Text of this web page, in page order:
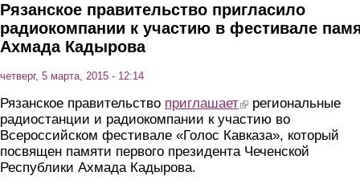
Рязанское правительство пригласило
радиокомпании к участию в фестивале
Ахмада Кадырова
четверг, 5 марта, 2015 - 12:14
Рязанское правительство приглашает(link is external)
региональные
радиостанции и радиокомпании к участию во
Всероссийском фестивале «Голос Кавказа», который
посвящен памяти первого президента Чеченской
Республики Ахмада Кадырова.